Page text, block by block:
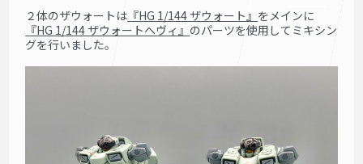
２体のザウォートは 『HG 1/144 ザウォート』 をメインに
『HG 1/144 ザウォートヘヴィ』 のパーツを使用してミキシン
グを行いました。